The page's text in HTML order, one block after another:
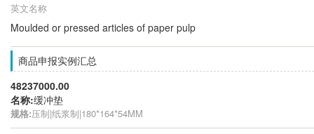
英文名称
Moulded or pressed articles of paper pulp
商品申报实例汇总
48237000.00
名称:缓冲垫
规格:压制|纸浆制|180*164*54MM